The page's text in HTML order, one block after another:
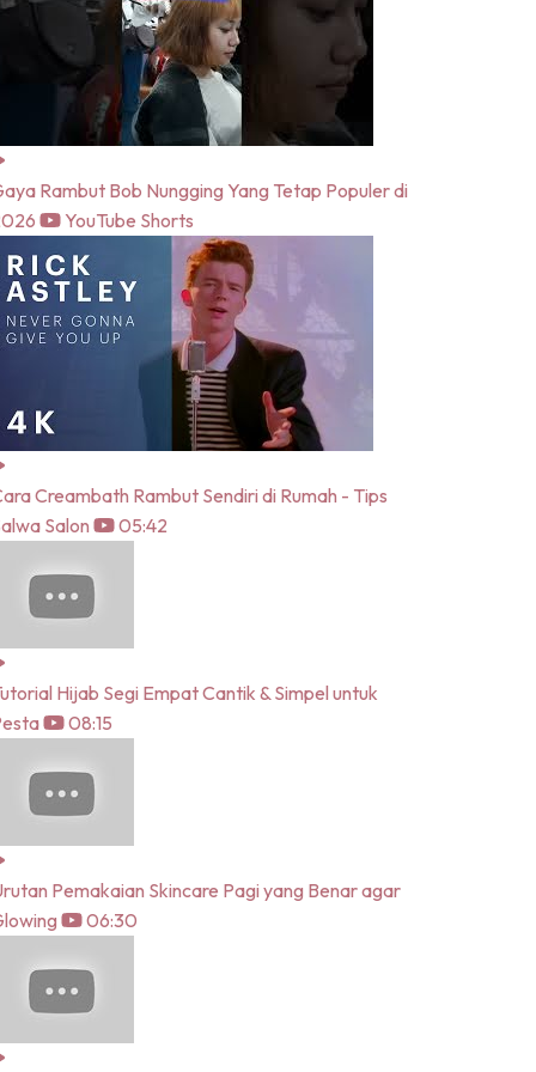
Rambut Bob Nungging Yang Tetap Populer di
YouTube Shorts
Creambath Rambut Sendiri di Rumah - Tips
Salon
05:42
Hijab Segi Empat Cantik & Simpel untuk
08:15
Pemakaian Skincare Pagi yang Benar agar
06:30